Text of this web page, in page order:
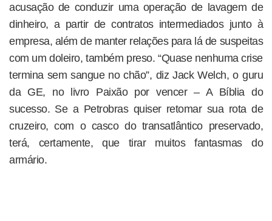
acusação de conduzir uma operação de lavagem de
dinheiro, a partir de contratos intermediados junto à
empresa, além de manter relações para lá de suspeitas
com um doleiro, também preso. “Quase nenhuma crise
termina sem sangue no chão”, diz Jack Welch, o guru
da GE, no livro Paixão por vencer – A Bíblia do
sucesso. Se a Petrobras quiser retomar sua rota de
cruzeiro, com o casco do transatlântico preservado,
terá, certamente, que tirar muitos fantasmas do
armário.